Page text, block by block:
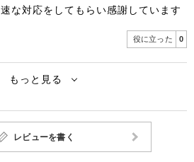
な対応をしてもらい感謝しています
役に立った 0
もっと見る
レビューを書く